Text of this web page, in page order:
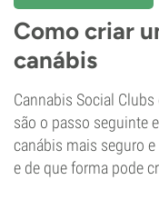
Como criar
canábis
Cannabis Social
são o passo seguinte
canábis mais seguro
e de que forma pode